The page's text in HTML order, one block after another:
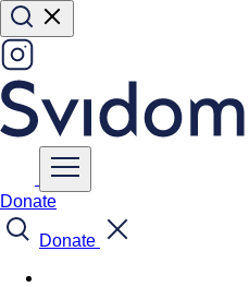
Donate
Donate